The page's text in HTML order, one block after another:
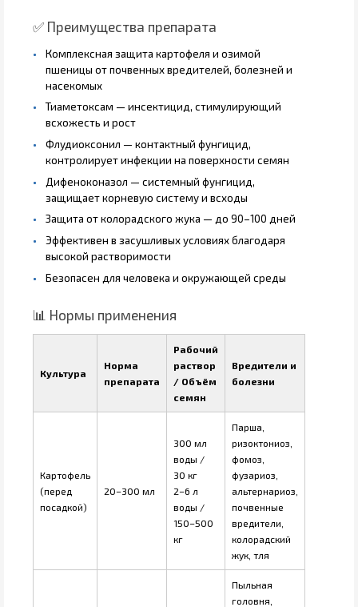
✅ Преимущества препарата
Комплексная защита картофеля и озимой
пшеницы от почвенных вредителей, болезней и
насекомых
Тиаметоксам — инсектицид, стимулирующий
всхожесть и рост
Флудиоксонил — контактный фунгицид,
контролирует инфекции на поверхности семян
Дифеноконазол — системный фунгицид,
защищает корневую систему и всходы
Защита от колорадского жука — до 90–100 дней
Эффективен в засушливых условиях благодаря
высокой растворимости
Безопасен для человека и окружающей среды
📊 Нормы применения
Культура
Норма
препарата
Рабочий
раствор
/ Объём
семян
Вредители и
болезни
Картофель
(перед
посадкой)
20–300 мл
300 мл
воды /
30 кг
2–6 л
воды /
150–500
кг
Парша,
ризоктониоз,
фомоз,
фузариоз,
альтернариоз,
почвенные
вредители,
колорадский
жук, тля
Пыльная
головня,